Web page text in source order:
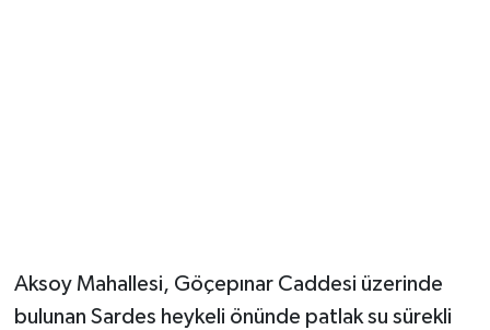
Aksoy Mahallesi, Göçepınar Caddesi üzerinde
bulunan Sardes heykeli önünde patlak su sürekli